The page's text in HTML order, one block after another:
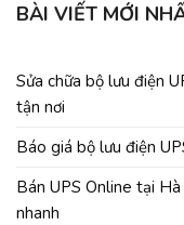
BÀI VIẾT MỚI
Sửa chữa bộ lưu điện
tận nơi
Báo giá bộ lưu điện
Bán UPS Online tại
nhanh